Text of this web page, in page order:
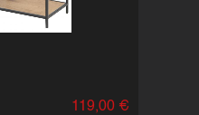
119,00 €